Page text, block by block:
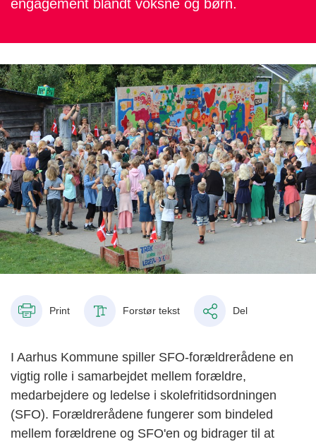
engagement blandt voksne og børn.
Print Forstør tekst Del
I Aarhus Kommune spiller SFO-forældrerådene en
vigtig rolle i samarbejdet mellem forældre,
medarbejdere og ledelse i skolefritidsordningen
(SFO). Forældrerådene fungerer som bindeled
mellem forældrene og SFO'en og bidrager til at